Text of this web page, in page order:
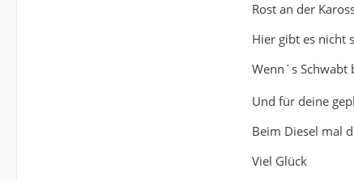
Rost an der
Hier gibt es nicht
Wenn´s
Und für deine
Beim Diesel mal
Viel Glück